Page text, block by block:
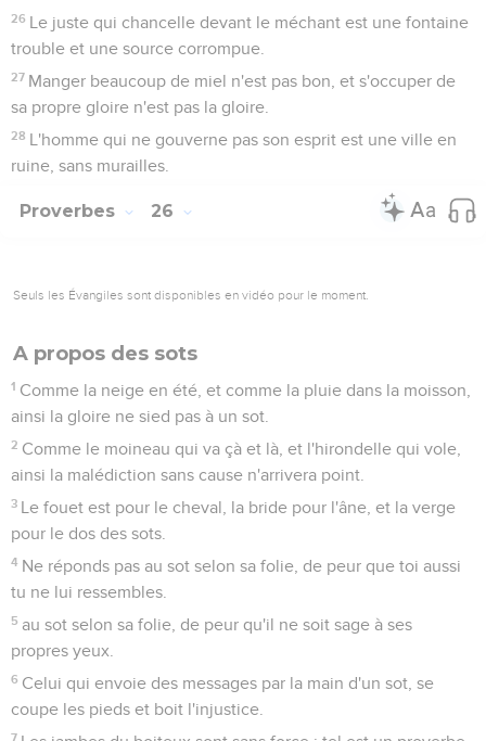
26 Le juste qui chancelle devant le méchant est une fontaine
trouble et une source corrompue.
27 Manger beaucoup de miel n'est pas bon, et s'occuper de
sa propre gloire n'est pas la gloire.
28 L'homme qui ne gouverne pas son esprit est une ville en
ruine, sans murailles.
Proverbes 26
Seuls les Évangiles sont disponibles en vidéo pour le moment.
A propos des sots
1 Comme la neige en été, et comme la pluie dans la moisson,
ainsi la gloire ne sied pas à un sot.
2 Comme le moineau qui va çà et là, et l'hirondelle qui vole,
ainsi la malédiction sans cause n'arrivera point.
3 Le fouet est pour le cheval, la bride pour l'âne, et la verge
pour le dos des sots.
4 Ne réponds pas au sot selon sa folie, de peur que toi aussi
tu ne lui ressembles.
5 au sot selon sa folie, de peur qu'il ne soit sage à ses
propres yeux.
6 Celui qui envoie des messages par la main d'un sot, se
coupe les pieds et boit l'injustice.
7